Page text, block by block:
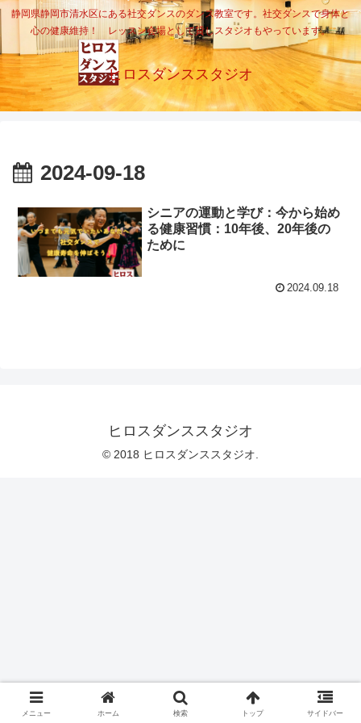
静岡県静岡市清水区にある社交ダンスのダンス教室です。社交ダンスで身体と
心の健康維持！ レッスン会場として貸しスタジオもやっています。
ヒロスダンススタジオ
2024-09-18
シニアの運動と学び：今から始め
る健康習慣：10年後、20年後の
ために
2024.09.18
ヒロスダンススタジオ
© 2018 ヒロスダンススタジオ.
メニュー ホーム 検索 トップ サイドバー